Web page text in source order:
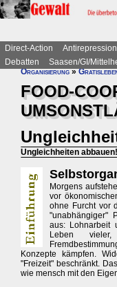
Direct-Action Antirepression
Debatten
Saasen/GI/
Organisierung»
FOOD-
Ungleichheiten abbauen!
Morgens
vor
ohne Furcht vor
"unabhängiger"
aus: Lohnarbeit
Leben
Konzepte kämpfen.
"Freizeit" beschränkt.
wie mensch mit den